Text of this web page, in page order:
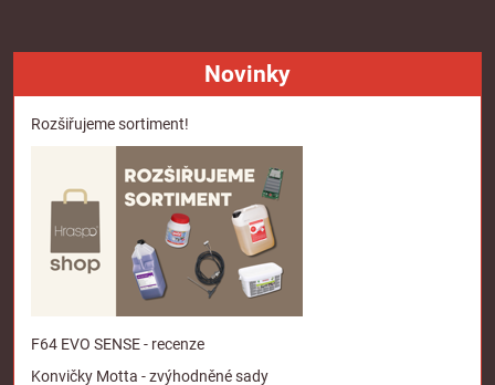
Novinky
Rozšiřujeme sortiment!
F64 EVO SENSE - recenze
Konvičky Motta - zvýhodněné sady